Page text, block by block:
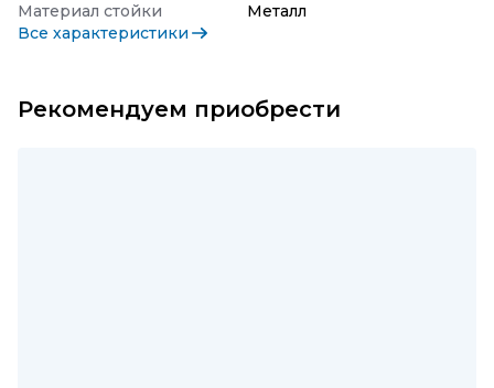
Материал стойки
Металл
Все характеристики
Рекомендуем приобрести